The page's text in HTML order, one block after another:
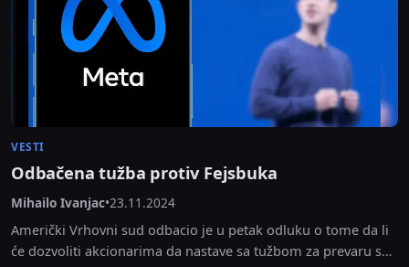
VESTI
Odbačena tužba protiv Fejsbuka
Mihailo Ivanjac•23.11.2024
Američki Vrhovni sud odbacio je u petak odluku o tome da li
će dozvoliti akcionarima da nastave sa tužbom za prevaru sa